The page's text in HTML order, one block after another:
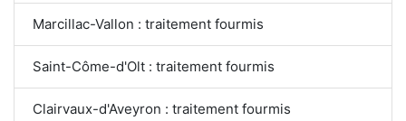
Marcillac-Vallon : traitement fourmis
Saint-Côme-d'Olt : traitement fourmis
Clairvaux-d'Aveyron : traitement fourmis